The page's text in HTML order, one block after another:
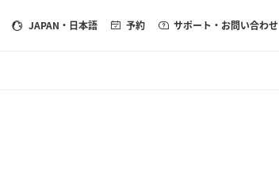
JAPAN ・日本語 予約 サポート・お問い合わせ